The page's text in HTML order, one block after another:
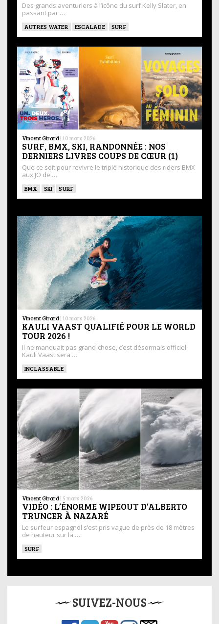
Des grands aventuriers à l’icône du surf Kelly Slater, en
passant par …
AUTRES WATER ESCALADE SURF
Vincent Girard | 10 mars 2026
SURF, BMX, SKI, RANDONNÉE : NOS
DERNIERS LIVRES COUPS DE CŒUR (1)
Que ce soit pour revivre le triplé historique des riders BMX
aux JO de …
BMX SKI SURF
Vincent Girard | 10 mars 2026
KAULI VAAST QUALIFIÉ POUR LE WORLD
TOUR 2026 !
Il ne manquait pas grand-chose, c’est désormais officiel.
Kauli Vaast sera …
INCLASSABLE
Vincent Girard | 5 mars 2026
VIDÉO : L’ÉNORME WIPEOUT D’ALBERTO
TRUNCER À NAZARÉ
Le surfeur espagnol s’est pris vague de près de 18 mètres
de hauteur sur la …
SURF
SUIVEZ-NOUS